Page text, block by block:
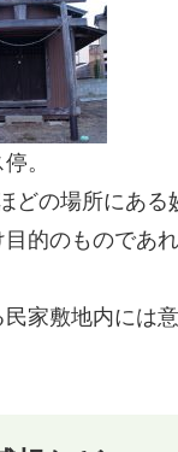
。
どの場所にあ
的のものであ
家敷地内には